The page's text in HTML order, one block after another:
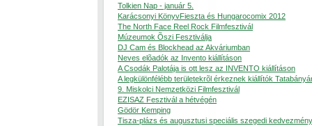
Tolkien Nap - január 5.
Karácsonyi KönyvFieszta és Hungarocomix 2012
The North Face Reel Rock Filmfesztivál
Múzeumok Õszi Fesztiválja
DJ Cam és Blockhead az Akváriumban
Neves elõadók az Invento kiállításon
A Csodák Palotája is ott lesz az INVENTO kiállításon
A legkülönfélébb területekrõl érkeznek kiállítók
9. Miskolci Nemzetközi Filmfesztivál
EZISAZ Fesztivál a hétvégén
Gödör Kemping
Tisza-plázs és augusztusi speciális szegedi kedvezmény